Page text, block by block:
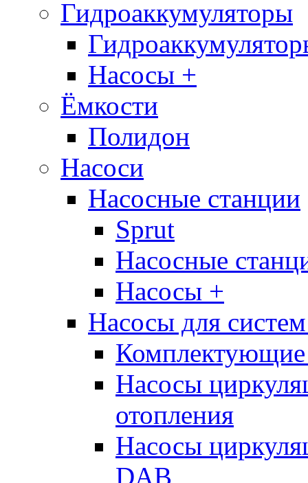
Гидроаккумуляторы
Насосы +
Ёмкости
Полидон
Насоси
Насосные станции
Sprut
Насосные
Насосы +
Насосы для
Комплектующие
Насосы
отопления
Насосы
DAB